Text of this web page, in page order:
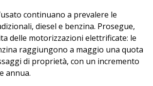
continuano a prevalere le
diesel e benzina. Prosegue,
delle motorizzazioni elettrificate: le
raggiungono a maggio una quota
di proprietà, con un incremento
annua.